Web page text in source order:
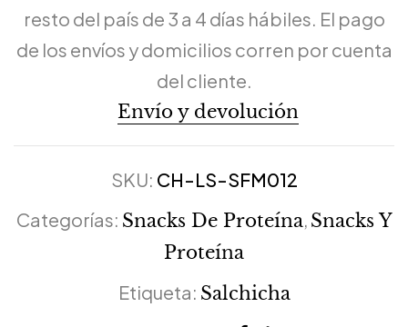
resto del país de 3 a 4 días hábiles. El pago
de los envíos y domicilios corren por cuenta
del cliente.
Envío y devolución
SKU: CH-LS-SFM012
Categorías: Snacks De Proteína Snacks Y
Proteína
Etiqueta: Salchicha